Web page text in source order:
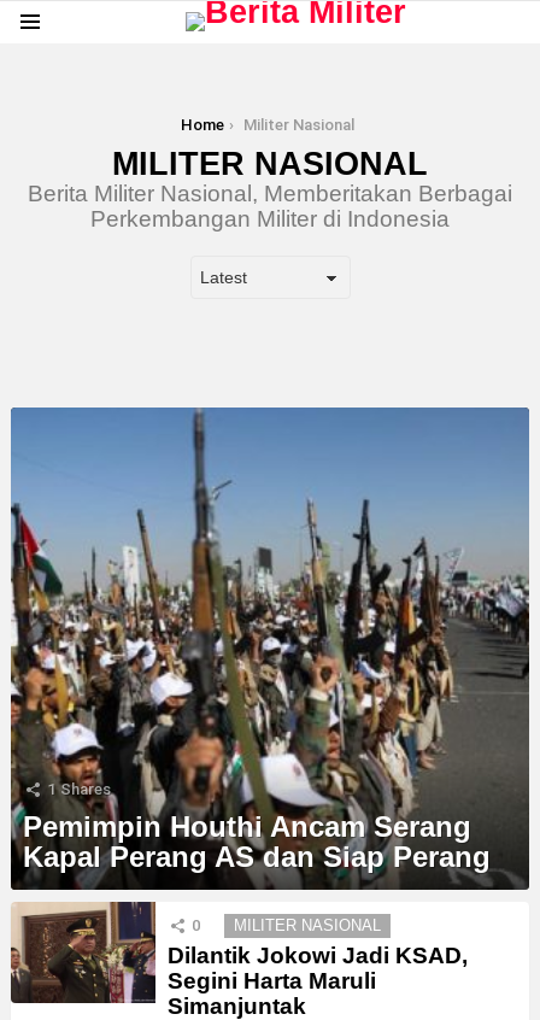
Home Militer Nasional
MILITER NASIONAL
Berita Militer Nasional, Memberitakan Berbagai
Perkembangan Militer di Indonesia
1 Shares
Pemimpin Houthi Ancam Serang
Kapal Perang AS dan Siap Perang
MORE
STORIES
0 MILITER NASIONAL
Dilantik Jokowi Jadi KSAD,
Segini Harta Maruli
Simanjuntak